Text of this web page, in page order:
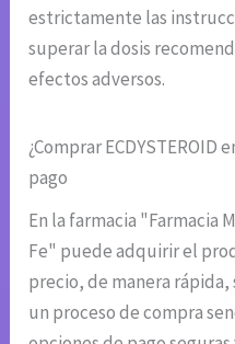
estrictamente las
superar la dosis
efectos adversos.
¿Comprar
pago
En la farmacia "Farmacia
Fe" puede adquirir el
precio, de manera rápida,
un proceso de compra